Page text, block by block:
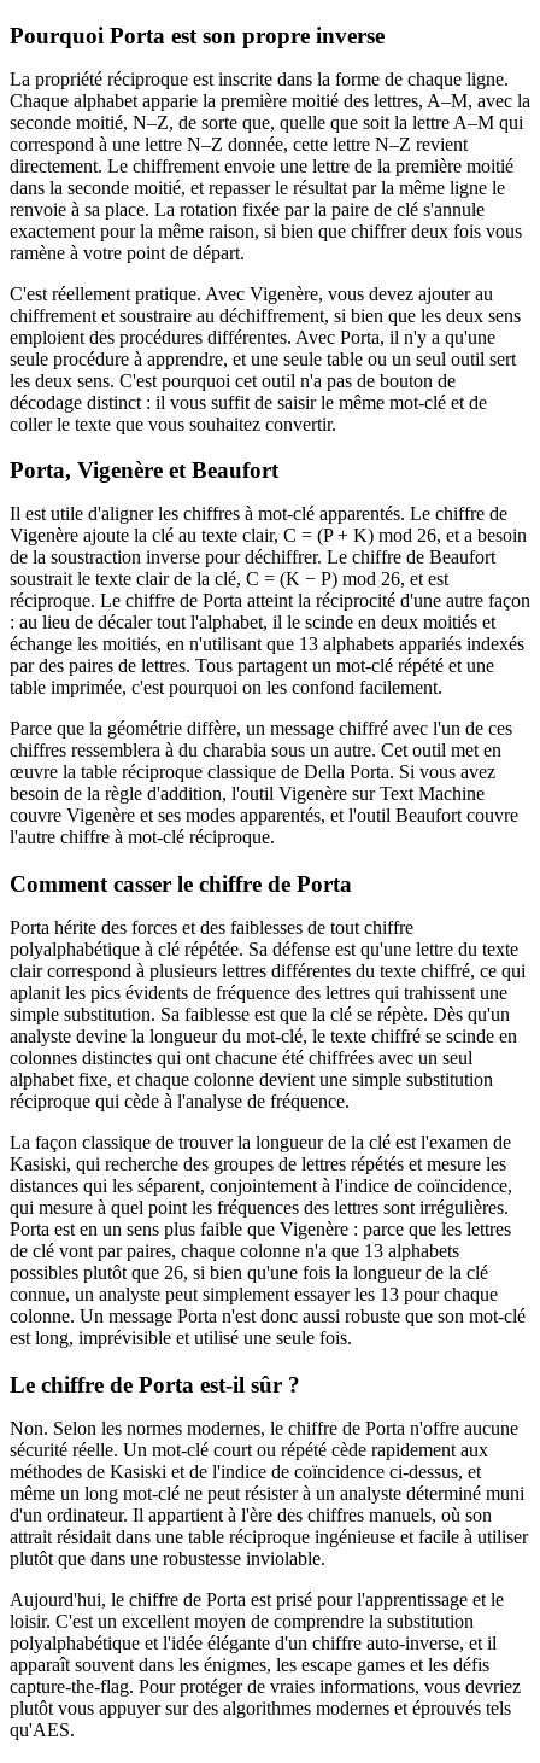
Pourquoi Porta est son propre inverse
La propriété réciproque est inscrite dans la forme de chaque ligne.
Chaque alphabet apparie la première moitié des lettres, A–M, avec la
seconde moitié, N–Z, de sorte que, quelle que soit la lettre A–M qui
correspond à une lettre N–Z donnée, cette lettre N–Z revient
directement. Le chiffrement envoie une lettre de la première moitié
dans la seconde moitié, et repasser le résultat par la même ligne le
renvoie à sa place. La rotation fixée par la paire de clé s'annule
exactement pour la même raison, si bien que chiffrer deux fois vous
ramène à votre point de départ.
C'est réellement pratique. Avec Vigenère, vous devez ajouter au
chiffrement et soustraire au déchiffrement, si bien que les deux sens
emploient des procédures différentes. Avec Porta, il n'y a qu'une
seule procédure à apprendre, et une seule table ou un seul outil sert
les deux sens. C'est pourquoi cet outil n'a pas de bouton de
décodage distinct : il vous suffit de saisir le même mot-clé et de
coller le texte que vous souhaitez convertir.
Porta, Vigenère et Beaufort
Il est utile d'aligner les chiffres à mot-clé apparentés. Le chiffre de
Vigenère ajoute la clé au texte clair, C = (P + K) mod 26, et a besoin
de la soustraction inverse pour déchiffrer. Le chiffre de Beaufort
soustrait le texte clair de la clé, C = (K − P) mod 26, et est
réciproque. Le chiffre de Porta atteint la réciprocité d'une autre façon
: au lieu de décaler tout l'alphabet, il le scinde en deux moitiés et
échange les moitiés, en n'utilisant que 13 alphabets appariés indexés
par des paires de lettres. Tous partagent un mot-clé répété et une
table imprimée, c'est pourquoi on les confond facilement.
Parce que la géométrie diffère, un message chiffré avec l'un de ces
chiffres ressemblera à du charabia sous un autre. Cet outil met en
œuvre la table réciproque classique de Della Porta. Si vous avez
besoin de la règle d'addition, l'outil Vigenère sur Text Machine
couvre Vigenère et ses modes apparentés, et l'outil Beaufort couvre
l'autre chiffre à mot-clé réciproque.
Comment casser le chiffre de Porta
Porta hérite des forces et des faiblesses de tout chiffre
polyalphabétique à clé répétée. Sa défense est qu'une lettre du texte
clair correspond à plusieurs lettres différentes du texte chiffré, ce qui
aplanit les pics évidents de fréquence des lettres qui trahissent une
simple substitution. Sa faiblesse est que la clé se répète. Dès qu'un
analyste devine la longueur du mot-clé, le texte chiffré se scinde en
colonnes distinctes qui ont chacune été chiffrées avec un seul
alphabet fixe, et chaque colonne devient une simple substitution
réciproque qui cède à l'analyse de fréquence.
La façon classique de trouver la longueur de la clé est l'examen de
Kasiski, qui recherche des groupes de lettres répétés et mesure les
distances qui les séparent, conjointement à l'indice de coïncidence,
qui mesure à quel point les fréquences des lettres sont irrégulières.
Porta est en un sens plus faible que Vigenère : parce que les lettres
de clé vont par paires, chaque colonne n'a que 13 alphabets
possibles plutôt que 26, si bien qu'une fois la longueur de la clé
connue, un analyste peut simplement essayer les 13 pour chaque
colonne. Un message Porta n'est donc aussi robuste que son mot-clé
est long, imprévisible et utilisé une seule fois.
Le chiffre de Porta est-il sûr ?
Non. Selon les normes modernes, le chiffre de Porta n'offre aucune
sécurité réelle. Un mot-clé court ou répété cède rapidement aux
méthodes de Kasiski et de l'indice de coïncidence ci-dessus, et
même un long mot-clé ne peut résister à un analyste déterminé muni
d'un ordinateur. Il appartient à l'ère des chiffres manuels, où son
attrait résidait dans une table réciproque ingénieuse et facile à utiliser
plutôt que dans une robustesse inviolable.
Aujourd'hui, le chiffre de Porta est prisé pour l'apprentissage et le
loisir. C'est un excellent moyen de comprendre la substitution
polyalphabétique et l'idée élégante d'un chiffre auto-inverse, et il
apparaît souvent dans les énigmes, les escape games et les défis
capture-the-flag. Pour protéger de vraies informations, vous devriez
plutôt vous appuyer sur des algorithmes modernes et éprouvés tels
qu'AES.